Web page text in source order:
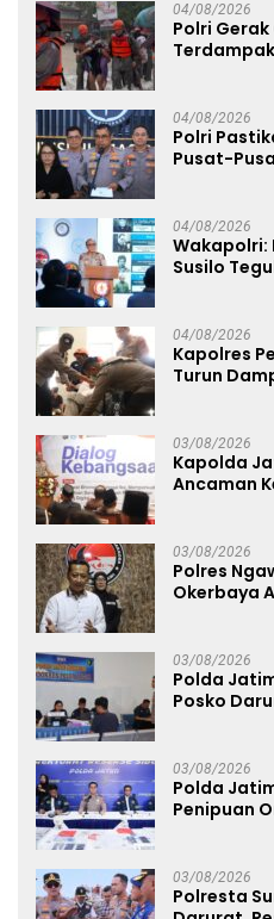
04/08/2026
Polri
04/08/2026
Polri
Pusat-
04/08/2026
Wakapolri:
Susilo
04/08/2026
Kapolres
Turun
03/08/2026
Kapolda
Ancaman
03/08/2026
Polres
Okerbaya
03/08/2026
Polda
Posko
03/08/2026
Polda
Penipuan
03/08/2026
Polresta